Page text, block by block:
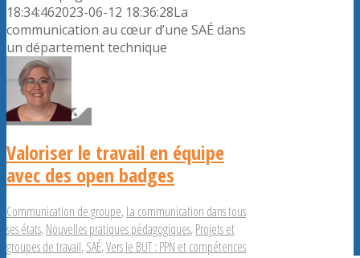
18:34:462023-06-12 18:36:28La
communication au cœur d’une SAÉ dans
un département technique
Valoriser le travail en équipe
avec des open badges
Communication de groupe,La communication dans tous
ses états,Nouvelles pratiques pédagogiques,Projets et
groupes de travail,SAÉ,Vers le BUT : PPN et compétences